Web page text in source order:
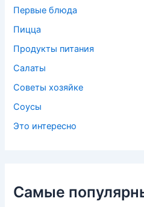
Первые блюда
Пицца
Продукты питания
Салаты
Советы хозяйке
Соусы
Это интересно
Самые